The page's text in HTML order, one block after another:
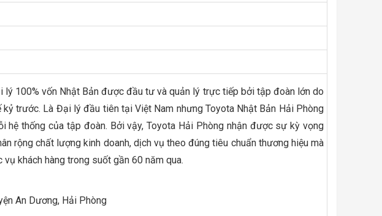
100% vốn Nhật Bản được đầu tư và quản lý trực tiếp bởi tập đoàn lớn do
trước. Là Đại lý đầu tiên tại Việt Nam nhưng Toyota Nhật Bản Hải Phòng
hệ thống của tập đoàn. Bởi vậy, Toyota Hải Phòng nhận được sự kỳ vọng
rộng chất lượng kinh doanh, dịch vụ theo đúng tiêu chuẩn thương hiệu mà
khách hàng trong suốt gần 60 năm qua.
An Dương, Hải Phòng